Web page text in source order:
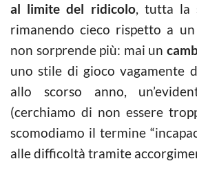
al limite del ridicolo, tutta la
rimanendo cieco rispetto a
non sorprende più: mai un
uno stile di gioco vagamente
allo scorso anno,
(cerchiamo di non essere
scomodiamo il termine
alle difficoltà tramite